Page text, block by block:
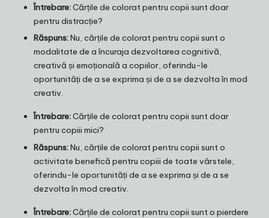
Întrebare:Cărțile de colorat pentru copii sunt doar
pentru distracție?
Răspuns:Nu, cărțile de colorat pentru copii sunt o
modalitate de a încuraja dezvoltarea cognitivă,
creativă și emoțională a copiilor, oferindu-le
oportunități de a se exprima și de a se dezvolta în mod
creativ.
Întrebare:Cărțile de colorat pentru copii sunt doar
pentru copiii mici?
Răspuns:Nu, cărțile de colorat pentru copii sunt o
activitate benefică pentru copiii de toate vârstele,
oferindu-le oportunități de a se exprima și de a se
dezvolta în mod creativ.
Întrebare:Cărțile de colorat pentru copii sunt o pierdere